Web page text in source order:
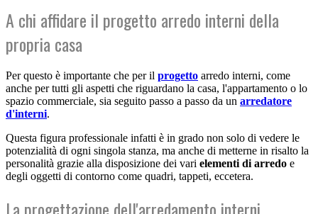
A chi affidare il progetto arredo interni della
propria casa
Per questo è importante che per il progetto arredo interni, come
anche per tutti gli aspetti che riguardano la casa, l'appartamento o lo
spazio commerciale, sia seguito passo a passo da un arredatore
d'interni.
Questa figura professionale infatti è in grado non solo di vedere le
potenzialità di ogni singola stanza, ma anche di metterne in risalto la
personalità grazie alla disposizione dei vari elementi di arredo e
degli oggetti di contorno come quadri, tappeti, eccetera.